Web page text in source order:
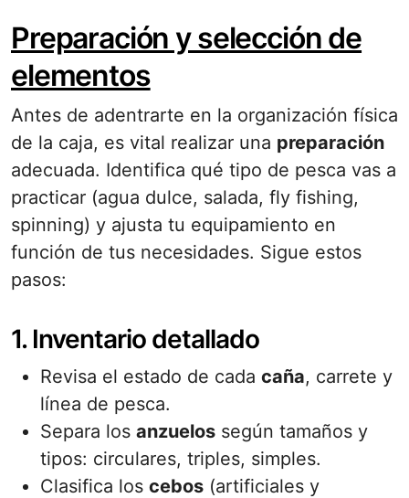
Preparación y selección de
elementos
Antes de adentrarte en la organización física
de la caja, es vital realizar una preparación
adecuada. Identifica qué tipo de pesca vas a
practicar (agua dulce, salada, fly fishing,
spinning) y ajusta tu equipamiento en
función de tus necesidades. Sigue estos
pasos:
1. Inventario detallado
Revisa el estado de cada caña, carrete y
línea de pesca.
Separa los anzuelos según tamaños y
tipos: circulares, triples, simples.
Clasifica los cebos (artificiales y